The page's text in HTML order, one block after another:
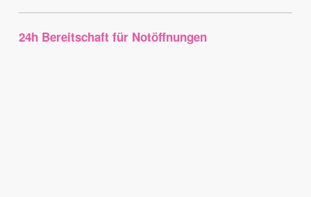
24h Bereitschaft für Notöffnungen